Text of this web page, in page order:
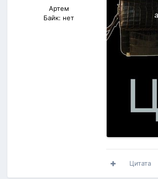
Артем
Байк: нет
Цитата